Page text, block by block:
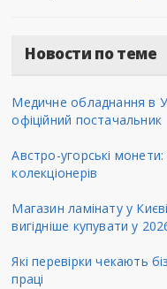
Новости по теме
Медичне обладнання в
офіційний постачальник
Австро-угорські монети:
колекціонерів
Магазин ламінату у
вигідніше купувати у
Які перевірки чекають
праці